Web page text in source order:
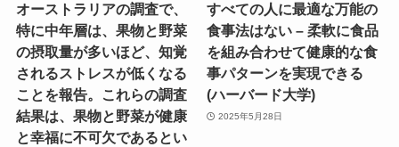
オーストラリアの調査で、
特に中年層は、果物と野菜
の摂取量が多いほど、知覚
されるストレスが低くなる
ことを報告。これらの調査
結果は、果物と野菜が健康
と幸福に不可欠であるとい
すべての人に最適な万能の
食事法はない – 柔軟に食品
を組み合わせて健康的な食
事パターンを実現できる
(ハーバード大学)
2025年5月28日